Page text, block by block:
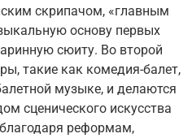
скрипачом, «главным
основу первых
сюиту. Во второй
такие как комедия-балет,
музыке, и делаются
сценического искусства
благодаря реформам,